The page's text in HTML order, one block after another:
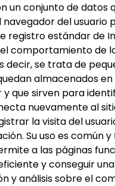
un conjunto de datos
navegador del usuario
registro estándar de
comportamiento de
decir, se trata de
almacenados
que sirven para
nuevamente al
la visita del
Su uso es común
a las páginas
y conseguir
y análisis sobre el